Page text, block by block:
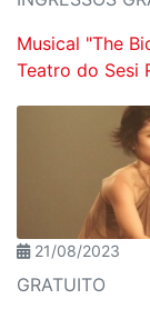
Musical "The
Teatro do Sesi
21/08/2023
GRATUITO